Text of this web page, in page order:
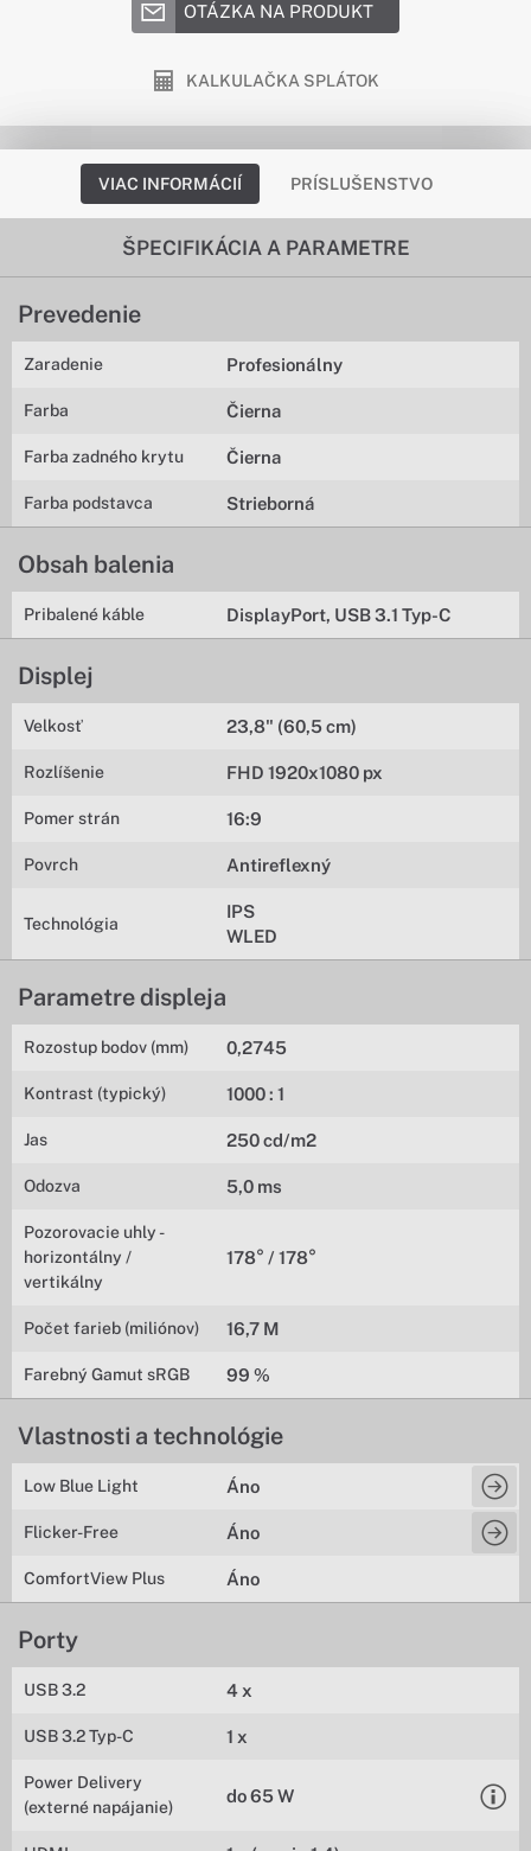
OTÁZKA NA PRODUKT
KALKULAČKA SPLÁTOK
VIAC INFORMÁCIÍ PRÍSLUŠENSTVO
ŠPECIFIKÁCIA A PARAMETRE
Prevedenie
Zaradenie Profesionálny
Farba Čierna
Farba zadného krytu Čierna
Farba podstavca Strieborná
Obsah balenia
Pribalené káble DisplayPort, USB 3.1 Typ-C
Displej
Velkosť 23,8" (60,5 cm)
Rozlíšenie FHD 1920x1080 px
Pomer strán 16:9
Povrch Antireflexný
Technológia
IPS
WLED
Parametre displeja
Rozostup bodov (mm) 0,2745
Kontrast (typický) 1000 : 1
Jas 250 cd/m2
Odozva 5,0 ms
Pozorovacie uhly -
horizontálny /
vertikálny
178° / 178°
Počet farieb (miliónov) 16,7 M
Farebný Gamut sRGB 99 %
Vlastnosti a technológie
Low Blue Light Áno
Flicker-Free Áno
ComfortView Plus Áno
Porty
USB 3.2 4 x
USB 3.2 Typ-C 1 x
Power Delivery
(externé napájanie)
do 65 W